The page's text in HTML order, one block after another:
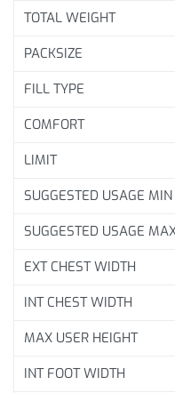
TOTAL WEIGHT
PACKSIZE
FILL TYPE
COMFORT
LIMIT
SUGGESTED USAGE MIN
SUGGESTED USAGE
EXT CHEST WIDTH
INT CHEST WIDTH
MAX USER HEIGHT
INT FOOT WIDTH